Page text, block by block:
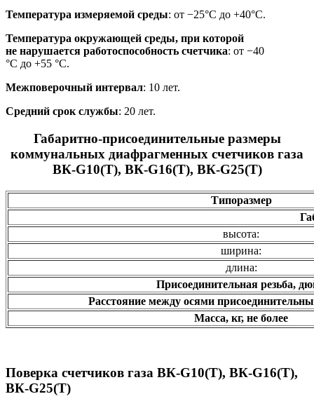
Температура измеряемой среды: от −25°С до +40°С.
Температура окружающей среды, при которой
не нарушается работоспособность счетчика: от −40
°С до +55 °С.
Межповерочный интервал: 10 лет.
Средний срок службы: 20 лет.
Габаритно-присоединительные размеры
коммунальных диафрагменных счетчиков газа
ВК-G10(T), ВК-G16(T), ВК-G25(T)
Типоразмер
высота:
ширина:
длина:
Присоединительная резьба,
Расстояние между осями
Масса, кг, не более
Поверка счетчиков газа ВК-G10(T), ВК-G16(T),
ВК-G25(T)